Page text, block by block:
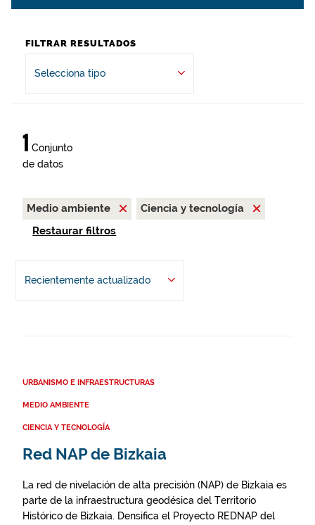
FILTRAR RESULTADOS
Selecciona tipo
1 Conjunto
de datos
Medio ambiente
Ciencia y tecnología
Restaurar filtros
Recientemente actualizado
URBANISMO E INFRAESTRUCTURAS
MEDIO AMBIENTE
CIENCIA Y TECNOLOGÍA
Red NAP de Bizkaia
La red de nivelación de alta precisión (NAP) de Bizkaia es
parte de la infraestructura geodésica del Territorio
Histórico de Bizkaia. Densifica el Proyecto REDNAP del